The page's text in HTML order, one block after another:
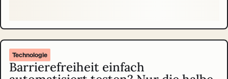
Technologie
Barrierefreiheit einfach